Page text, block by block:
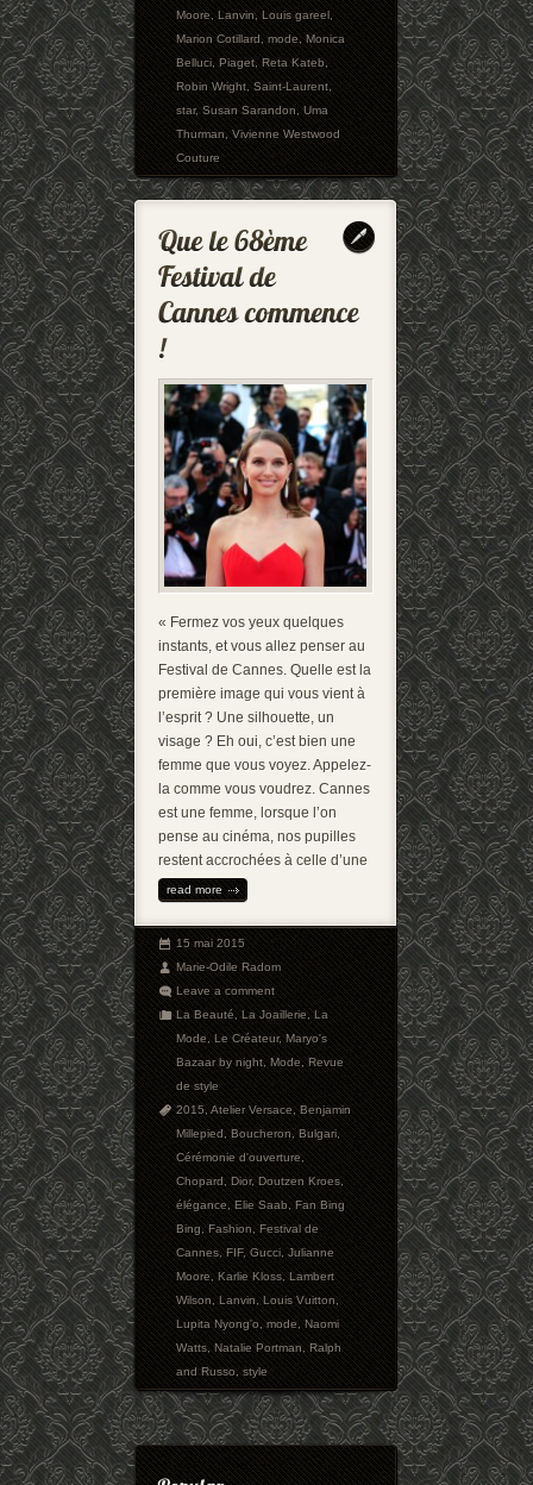
Moore,Lanvin,Louis gareel,
Marion Cotillard,mode,Monica
Belluci,Piaget,Reta Kateb,
Robin Wright,Saint-Laurent,
star,Susan Sarandon,Uma
Thurman,Vivienne Westwood
Couture
« Fermez vos yeux quelques
instants, et vous allez penser au
Festival de Cannes. Quelle est la
première image qui vous vient à
l’esprit ? Une silhouette, un
visage ? Eh oui, c’est bien une
femme que vous voyez. Appelez-
la comme vous voudrez. Cannes
est une femme, lorsque l’on
pense au cinéma, nos pupilles
restent accrochées à celle d’une
read more
15 mai 2015
Marie-Odile Radom
Leave a comment
La Beauté,La Joaillerie,La
Mode,Le Créateur,Maryo's
Bazaar by night,Mode,Revue
de style
2015,Atelier Versace,Benjamin
Millepied,Boucheron,Bulgari,
Cérémonie d'ouverture,
Chopard,Dior,Doutzen Kroes,
élégance,Elie Saab,Fan Bing
Bing,Fashion,Festival de
Cannes,FIF,Gucci,Julianne
Moore,Karlie Kloss,Lambert
Wilson,Lanvin,Louis Vuitton,
Lupita Nyong'o,mode,Naomi
Watts,Natalie Portman,Ralph
and Russo,style